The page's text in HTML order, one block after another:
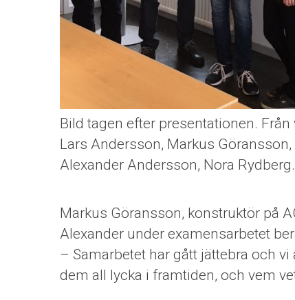
Bild tagen efter presentationen. Från
Lars Andersson, Markus Göransson,
Alexander Andersson, Nora Rydberg.
Markus Göransson, konstruktör på
Alexander under examensarbetet
– Samarbetet har gått jättebra och
dem all lycka i framtiden, och vem